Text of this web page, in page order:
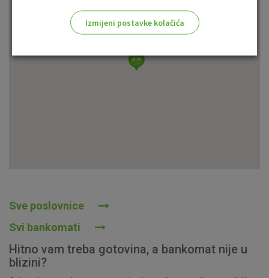
Sve poslovnice
Svi bankomati
Hitno vam treba gotovina, a bankomat nije u
blizini?
Izmijeni postavke kolačića
Ovi kolačići nužni su za funkcioniranje internetske stranice i